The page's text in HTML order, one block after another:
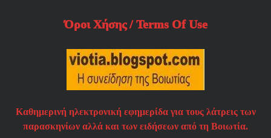
Όροι Χήσης / Terms Of Use
Καθημερινή ηλεκτρονική εφημερίδα για τους λάτρεις των
παρασκηνίων αλλά και των ειδήσεων από τη Βοιωτία.